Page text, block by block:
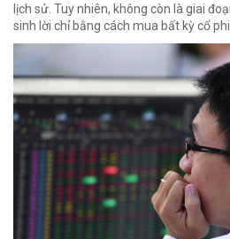
lịch sử. Tuy nhiên, không còn là giai
sinh lời chỉ bằng cách mua bất kỳ cổ